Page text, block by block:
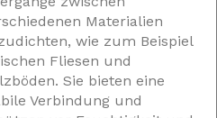
Materialien
wie zum Beispiel
Fliesen und
Sie bieten eine
Verbindung und